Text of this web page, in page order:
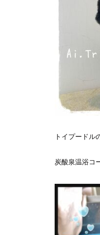
トイプード
炭酸泉温浴コ